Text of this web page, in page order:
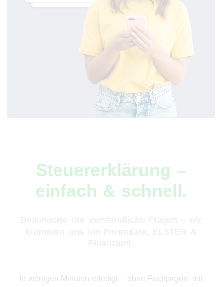
Steuererklärung –
einfach & schnell.
In wenigen Minuten erledigt – ohne Fachjargon, mit